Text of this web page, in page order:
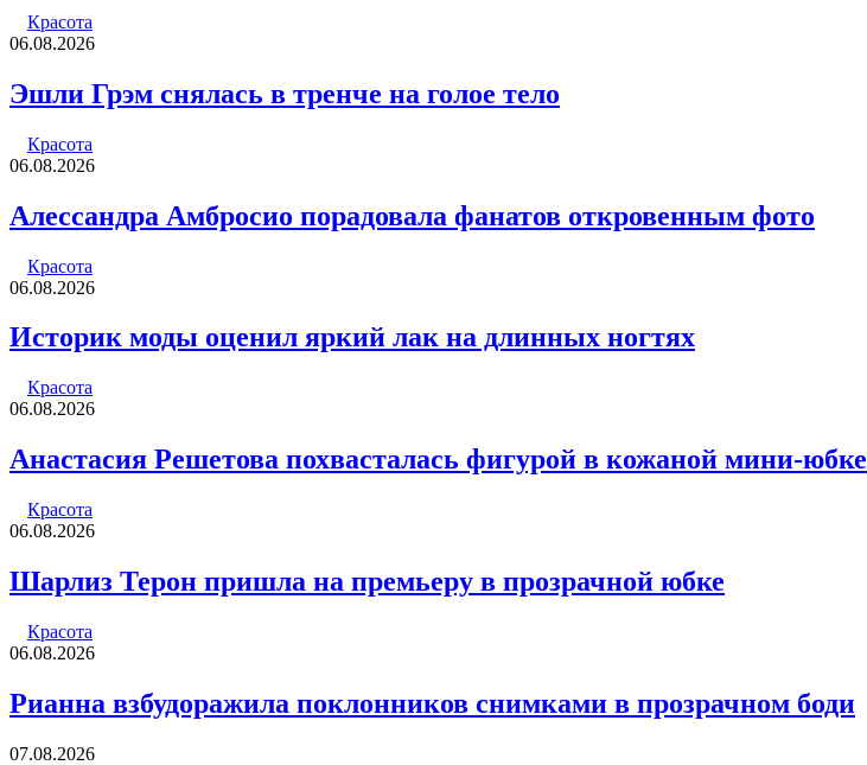
Красота
06.08.2026
Эшли Грэм снялась в тренче на голое тело
Красота
06.08.2026
Алессандра Амбросио порадовала фанатов откровенным фото
Красота
06.08.2026
Историк моды оценил яркий лак на длинных ногтях
Красота
06.08.2026
Анастасия Решетова похвасталась фигурой в кожаной мини-юбке
Красота
06.08.2026
Шарлиз Терон пришла на премьеру в прозрачной юбке
Красота
06.08.2026
Рианна взбудоражила поклонников снимками в прозрачном боди
07.08.2026